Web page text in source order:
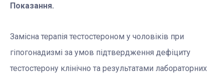
Показання.
Замісна терапія тестостероном у чоловіків при
гіпогонадизмі за умов підтвердження дефіциту
тестостерону клінічно та результатами лабораторних